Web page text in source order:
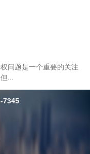
问题是一个重要的关注
...
7345